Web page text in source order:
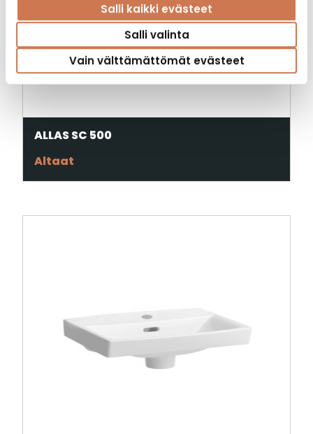
Salli kaikki evästeet
Salli valinta
Vain välttämättömät evästeet
ALLAS SC 500
Altaat